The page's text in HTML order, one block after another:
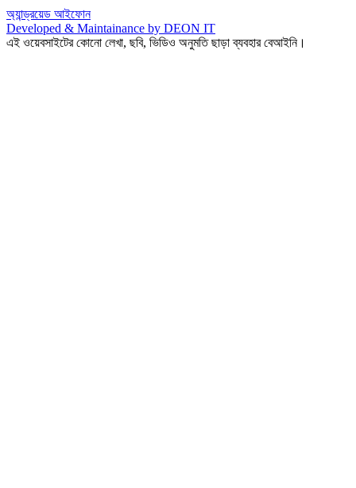
অ্যান্ড্রয়েড আইফোন
Developed & Maintainance by DEON IT
এই ওয়েবসাইটের কোনো লেখা, ছবি, ভিডিও অনুমতি ছাড়া ব্যবহার বেআইনি।